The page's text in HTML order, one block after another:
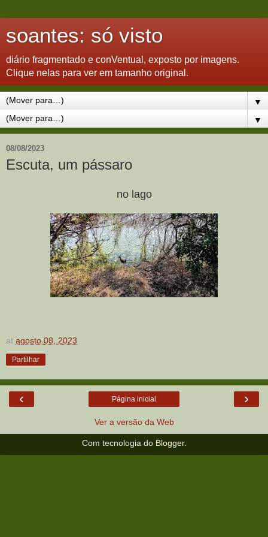
soantes: só visto
diário fragmentado e conVentual, exposto por imagens.
Clique nelas para ver em tamanho original.
▼
▼
08/08/2023
Escuta, um pássaro
no lago
at agosto 08, 2023
Partilhar
‹ ›
Página inicial
Ver a versão da Web
Com tecnologia do Blogger.